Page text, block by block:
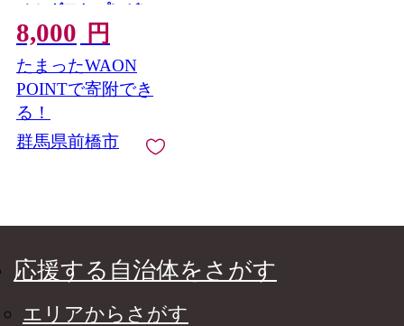
メル ギフト プレゼン
ト お土産 お洒落 お茶
お茶請け お茶菓子 テ
ィータイム 香ばしい
生キャラメル ヘーゼ
ルナッツペースト 群
馬県 前橋市
8,000 円
たまったWAON
POINTで寄附でき
る！
群馬県前橋市
応援する自治体をさがす
エリアからさがす